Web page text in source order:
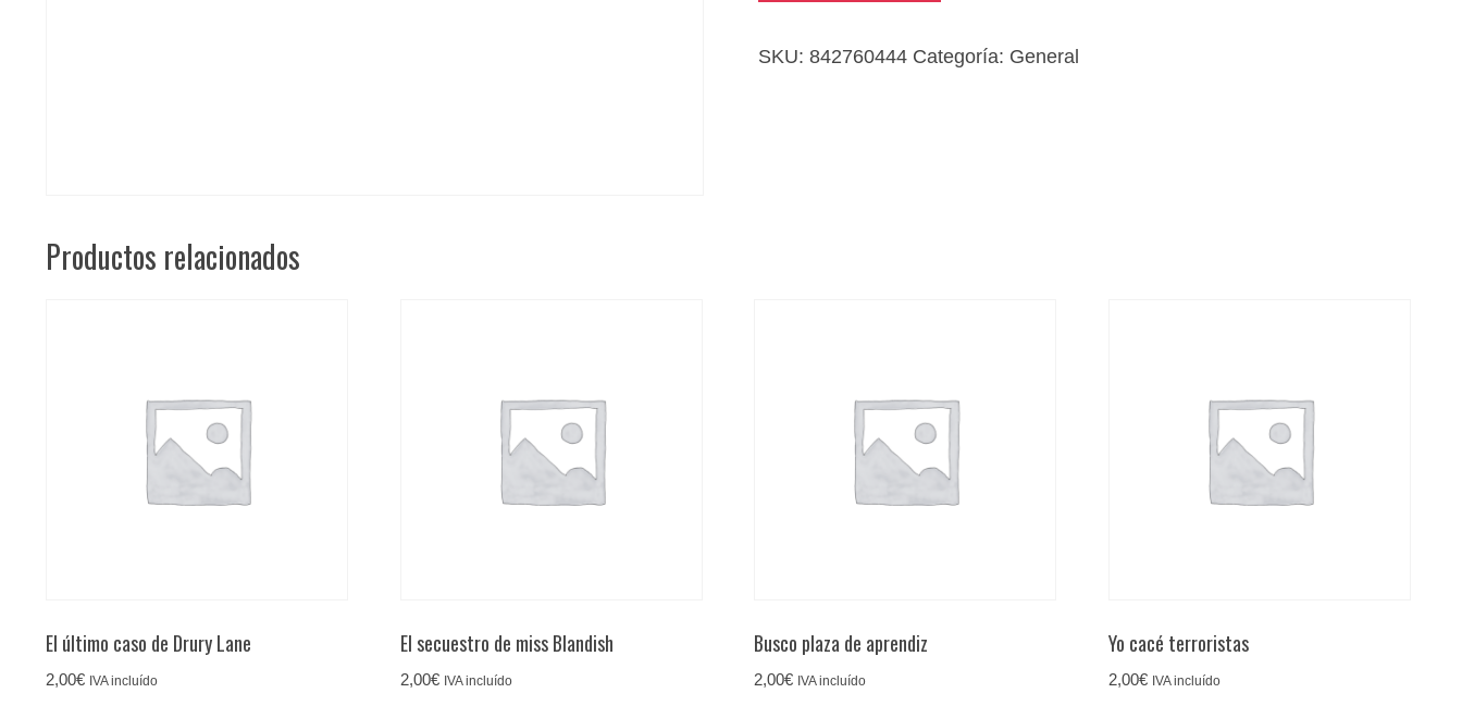
SKU:842760444 Categoría: General
Productos relacionados
El último caso de Drury Lane
2,00€ IVA incluído
El secuestro de miss Blandish
2,00€ IVA incluído
Busco plaza de aprendiz
2,00€ IVA incluído
Yo cacé terroristas
2,00€ IVA incluído